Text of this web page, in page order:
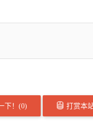
下！(0) 打赏本